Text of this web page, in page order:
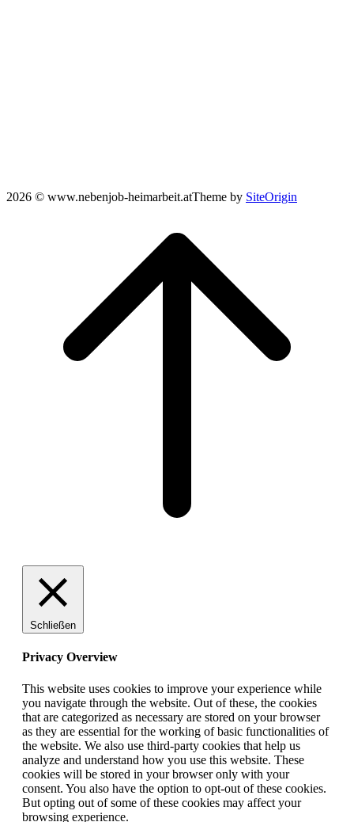
2026 © www.nebenjob-heimarbeit.atTheme by SiteOrigin
Schließen
Privacy Overview
This website uses cookies to improve your experience while
you navigate through the website. Out of these, the cookies
that are categorized as necessary are stored on your browser
as they are essential for the working of basic functionalities of
the website. We also use third-party cookies that help us
analyze and understand how you use this website. These
cookies will be stored in your browser only with your
consent. You also have the option to opt-out of these cookies.
But opting out of some of these cookies may affect your
browsing experience.